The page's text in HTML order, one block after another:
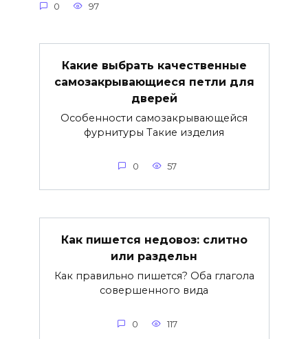
0 97
Какие выбрать качественные
самозакрывающиеся петли для
дверей
Особенности самозакрывающейся
фурнитуры Такие изделия
0 57
Как пишется недовоз: слитно
или раздельн
Как правильно пишется? Оба глагола
совершенного вида
0 117